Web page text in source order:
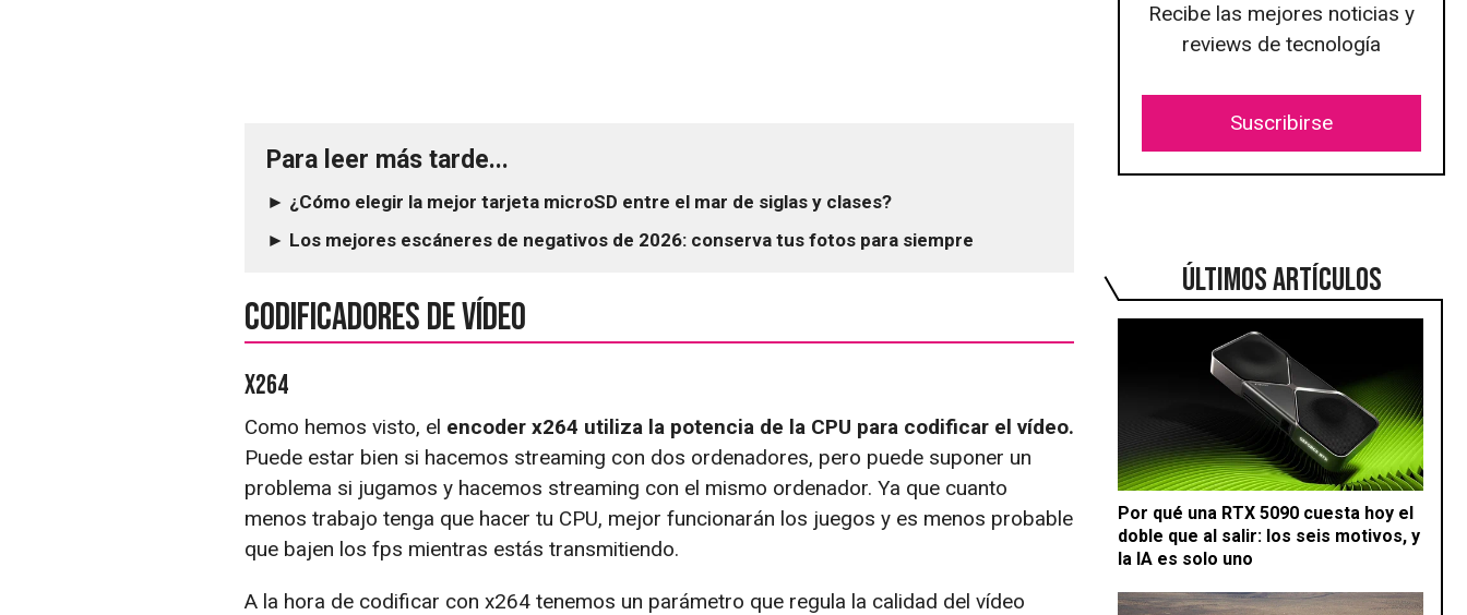
Recibe las mejores noticias y
reviews de tecnología
Suscribirse
ÚLTIMOS ARTÍCULOS
Por qué una RTX 5090 cuesta hoy el
doble que al salir: los seis motivos, y
la IA es solo uno
Para leer más tarde...
► ¿Cómo elegir la mejor tarjeta microSD entre el mar de siglas y clases?
► Los mejores escáneres de negativos de 2026: conserva tus fotos para siempre
Codificadores de vídeo
x264
Como hemos visto, el encoder x264 utiliza la potencia de la CPU para codificar el vídeo.
Puede estar bien si hacemos streaming con dos ordenadores, pero puede suponer un
problema si jugamos y hacemos streaming con el mismo ordenador. Ya que cuanto
menos trabajo tenga que hacer tu CPU, mejor funcionarán los juegos y es menos probable
que bajen los fps mientras estás transmitiendo.
A la hora de codificar con x264 tenemos un parámetro que regula la calidad del vídeo